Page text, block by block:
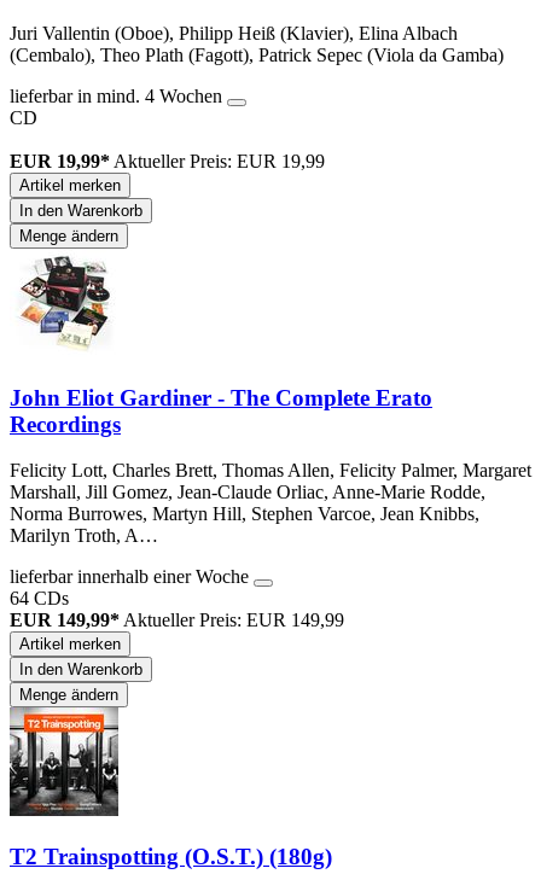
Juri Vallentin (Oboe), Philipp Heiß (Klavier), Elina Albach
(Cembalo), Theo Plath (Fagott), Patrick Sepec (Viola da Gamba)
lieferbar in mind. 4 Wochen
CD
EUR 19,99* Aktueller Preis: EUR 19,99
Artikel merken
In den Warenkorb
Menge ändern
John Eliot Gardiner - The Complete Erato
Recordings
Felicity Lott, Charles Brett, Thomas Allen, Felicity Palmer, Margaret
Marshall, Jill Gomez, Jean-Claude Orliac, Anne-Marie Rodde,
Norma Burrowes, Martyn Hill, Stephen Varcoe, Jean Knibbs,
Marilyn Troth, A…
lieferbar innerhalb einer Woche
64 CDs
EUR 149,99* Aktueller Preis: EUR 149,99
Artikel merken
In den Warenkorb
Menge ändern
T2 Trainspotting (O.S.T.) (180g)